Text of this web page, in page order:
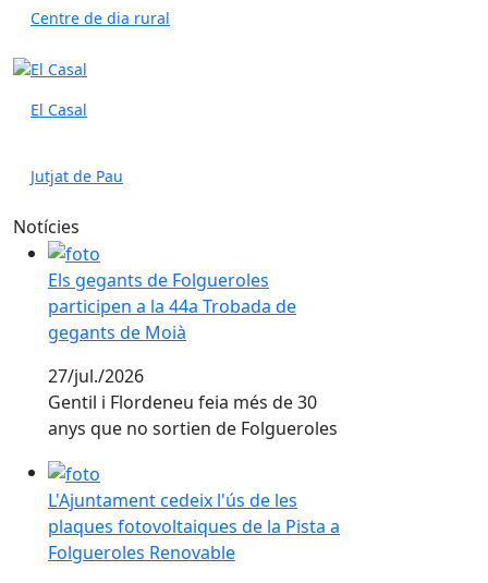
Centre de dia rural
El Casal
Jutjat de Pau
Notícies
Els gegants de Folgueroles participen a la 44a
Els gegants de Folgueroles
participen a la 44a Trobada de
gegants de Moià
27/jul./2026
Gentil i Flordeneu feia més de 30
anys que no sortien de Folgueroles
L'Ajuntament cedeix l'ús de les plaques
L'Ajuntament cedeix l'ús de les
plaques fotovoltaiques de la Pista a
Folgueroles Renovable